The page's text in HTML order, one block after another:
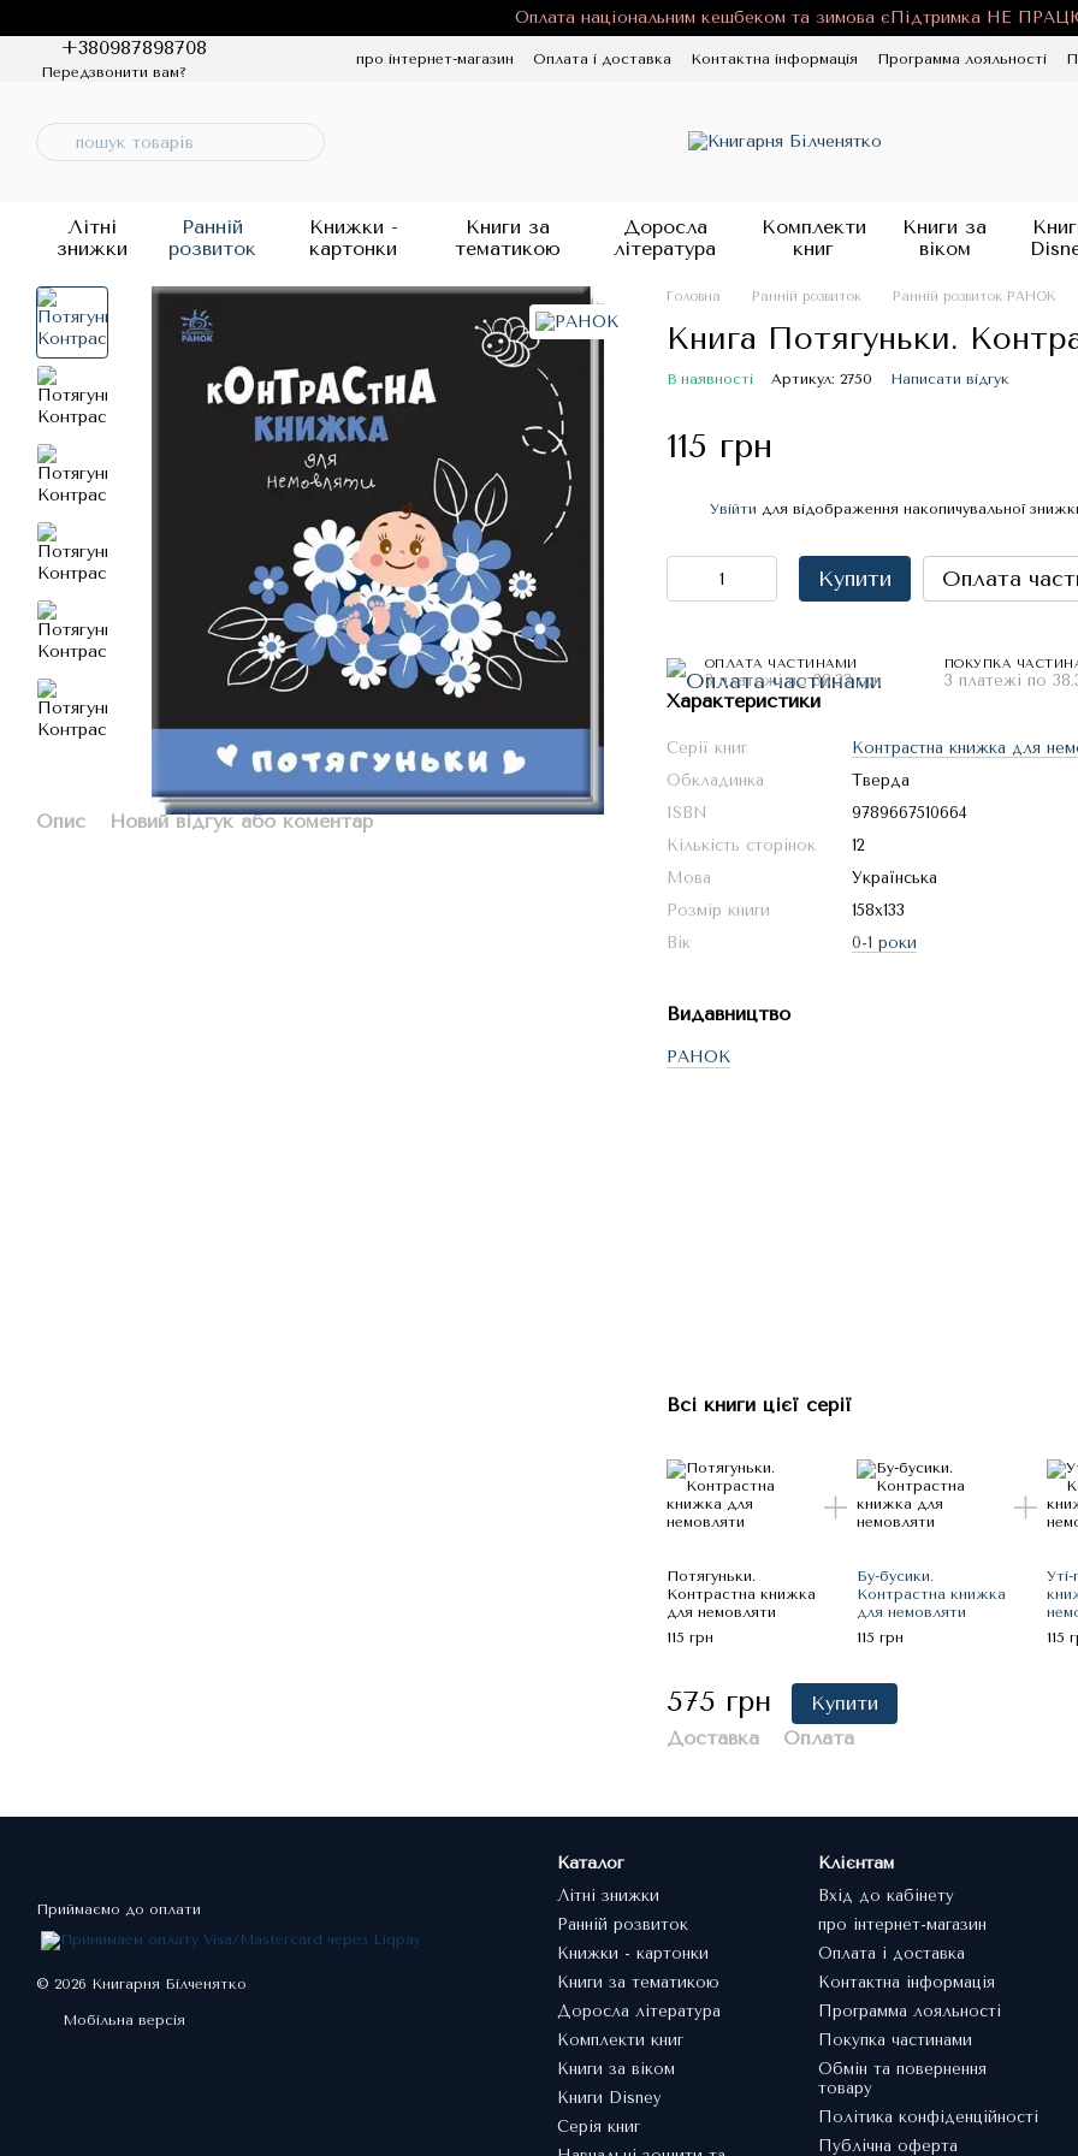
Оплата національним кешбеком та зимова єПідтримка НЕ
+380987898708
Передзвонити вам?
про інтернет-магазин Оплата і доставка Контактна інформація Программа лояльності
Літні
знижки
Ранній
розвиток
Книжки -
картонки
Книги за
тематикою
Доросла
література
Комплекти
книг
Книги за
віком
Опис Новий відгук або коментар
Головна Ранній розвиток Ранній розвиток РАНОК
Книга Потягуньки.
В наявності Артикул: 2750 Написати відгук
115 грн
Увійти для відображення накопичувальної
Купити Оплата
ОПЛАТА ЧАСТИНАМИ
3 платежі по 38.33 грн
ПОКУПКА
3 платежі по
Характеристики
Серії книг
Контрастна книжка для
Обкладинка
Тверда
ISBN
9789667510664
Кількість сторінок
12
Мова
Українська
Розмір книги
158x133
Вік
0-1 роки
Видавництво
РАНОК
Всі книги цієї серії
Потягуньки.
Контрастна книжка
для немовляти
115 грн
Бу-бусики.
Контрастна книжка
для немовляти
115 грн
115
575 грн
Купити
Доставка
Оплата
Приймаємо до оплати
© 2026 Книгарня Білченятко
Мобільна версія
Каталог
Літні знижки
Ранній розвиток
Книжки - картонки
Книги за тематикою
Доросла література
Комплекти книг
Книги за віком
Книги Disney
Серія книг
Клієнтам
Вхід до кабінету
про інтернет-магазин
Оплата і доставка
Контактна інформація
Программа лояльності
Покупка частинами
Обмін та повернення
товару
Політика конфіденційності
Публічна оферта